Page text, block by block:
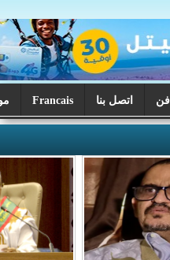
Francais موريتانيا اليوم